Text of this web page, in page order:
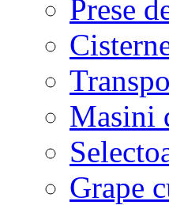
Prese
Masini
Grape